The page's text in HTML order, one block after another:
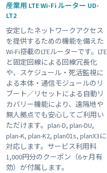
産業用 LTE Wi-Fi ルーター UD-
LT2
安定したネットワークアクセス
を提供するための機能を備えた
Wi-Fi搭載のLTEルーターです。LTE
と固定回線による回線冗長化
や、スケジュール・死活監視に
よる本体・通信モジュールのリ
ブート／リセットによる自動リ
カバリー機能により、遠隔地や
無人拠点でも安心してご利用い
ただけます。plan-D, plan-DU,
plan-K, plan-K2, plan01s, planX3に
対応します。サービス利用料
1,000円分のクーポン（6ヶ月有
効）が付属します。